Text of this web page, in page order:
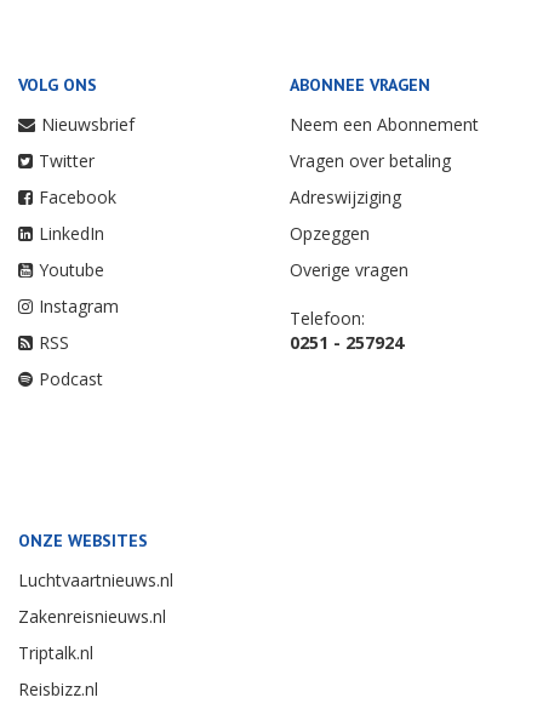
VOLG ONS
Nieuwsbrief
Twitter
Facebook
LinkedIn
Youtube
Instagram
RSS
Podcast
ABONNEE VRAGEN
Neem een Abonnement
Vragen over betaling
Adreswijziging
Opzeggen
Overige vragen
Telefoon:
0251 - 257924
ONZE WEBSITES
Luchtvaartnieuws.nl
Zakenreisnieuws.nl
Triptalk.nl
Reisbizz.nl